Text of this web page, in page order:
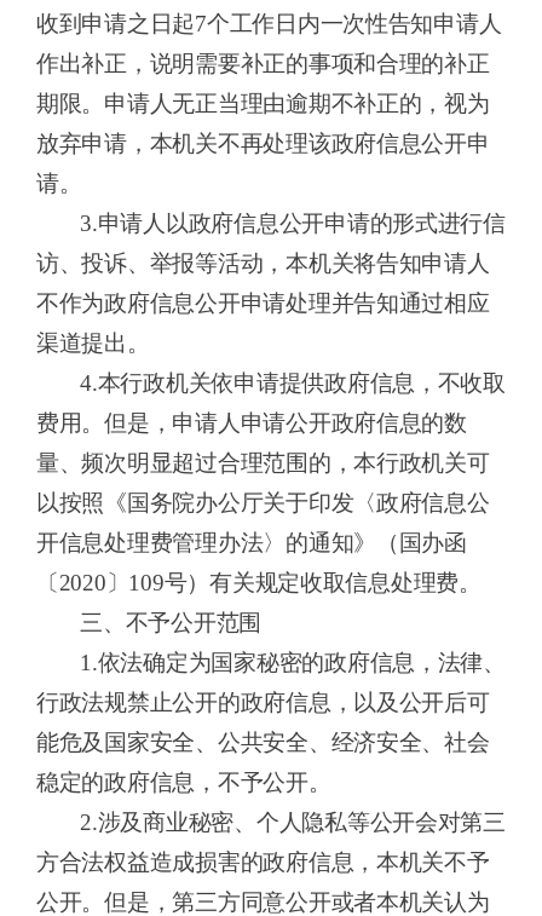
收到申请之日起7个工作日内一次性告知申请人
作出补正，说明需要补正的事项和合理的补正
期限。申请人无正当理由逾期不补正的，视为
放弃申请，本机关不再处理该政府信息公开申
请。
3.申请人以政府信息公开申请的形式进行信
访、投诉、举报等活动，本机关将告知申请人
不作为政府信息公开申请处理并告知通过相应
渠道提出。
4.本行政机关依申请提供政府信息，不收取
费用。但是，申请人申请公开政府信息的数
量、频次明显超过合理范围的，本行政机关可
以按照《国务院办公厅关于印发〈政府信息公
开信息处理费管理办法〉的通知》（国办函
〔2020〕109号）有关规定收取信息处理费。
三、不予公开范围
1.依法确定为国家秘密的政府信息，法律、
行政法规禁止公开的政府信息，以及公开后可
能危及国家安全、公共安全、经济安全、社会
稳定的政府信息，不予公开。
2.涉及商业秘密、个人隐私等公开会对第三
方合法权益造成损害的政府信息，本机关不予
公开。但是，第三方同意公开或者本机关认为